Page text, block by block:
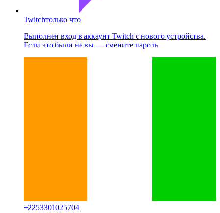
Twitchтолько что
Выполнен вход в аккаунт Twitch с нового устройства.
Если это были не вы — смените пароль.
+2253301025704